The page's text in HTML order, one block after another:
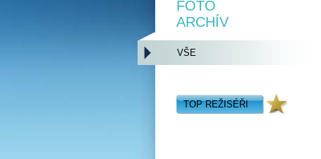
FOTO
ARCHÍV
VŠE
TOP REŽISÉŘI